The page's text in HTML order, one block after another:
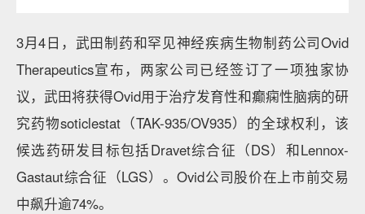
3月4日，武田制药和罕见神经疾病生物制药公司Ovid
Therapeutics宣布，两家公司已经签订了一项独家协
议，武田将获得Ovid用于治疗发育性和癫痫性脑病的研
究药物soticlestat（TAK-935/OV935）的全球权利，该
候选药研发目标包括Dravet综合征（DS）和Lennox-
Gastaut综合征（LGS）。Ovid公司股价在上市前交易
中飙升逾74%。